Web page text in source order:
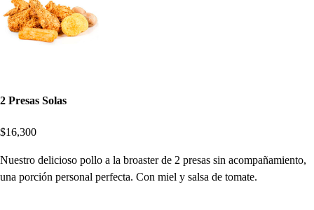
2 Presas Solas
$16,300
Nuestro delicioso pollo a la broaster de 2 presas sin acompañamiento,
una porción personal perfecta. Con miel y salsa de tomate.